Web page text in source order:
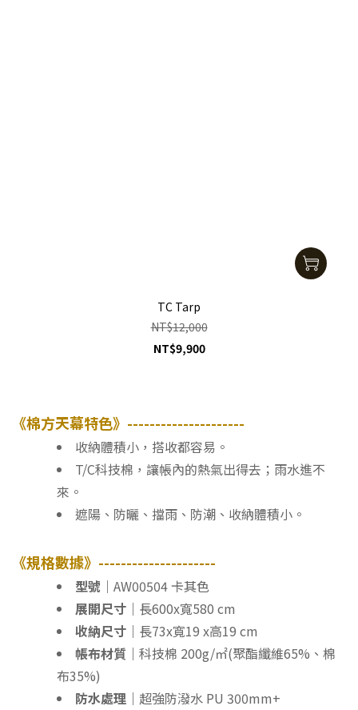
TC Tarp
NT$12,000
NT$9,900
《棉方天幕特色》---------------------
收納體積小，搭收都容易。
T/C科技棉，讓帳內的熱氣出得去；雨水進不
來。
遮陽、防曬、擋雨、防潮、收納體積小。
《規格數據》---------------------
型號｜ AW00504 卡其色
展開尺寸｜ 長600x寬580 cm
收納尺寸｜ 長73x寬19 x高19 cm
帳布材質｜ 科技棉 200g/㎡(聚酯纖維65%、棉
布35%)
防水處理｜ 超強防潑水 PU 300mm+